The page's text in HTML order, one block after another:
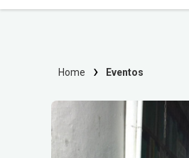
Home Eventos